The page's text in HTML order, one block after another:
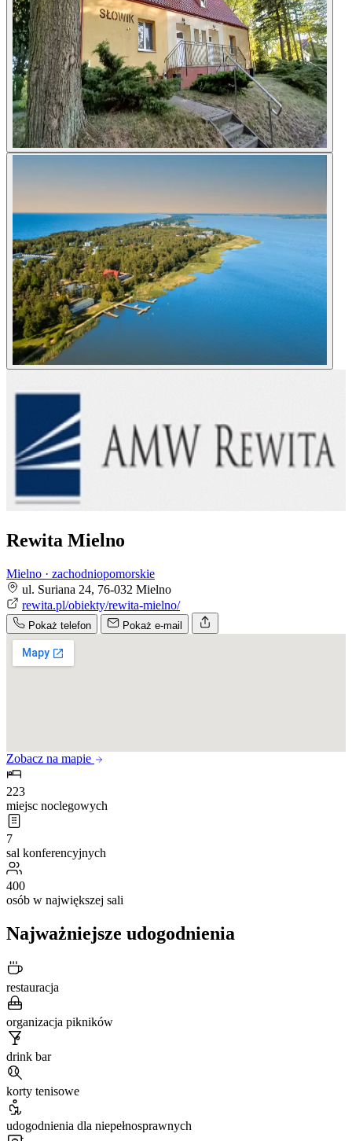
Rewita Mielno
Mielno · zachodniopomorskie
ul. Suriana 24, 76-032 Mielno
rewita.pl/obiekty/rewita-mielno/
Pokaż telefon Pokaż e-mail
Zobacz na mapie
223
miejsc noclegowych
7
sal konferencyjnych
400
osób w największej sali
Najważniejsze udogodnienia
restauracja
organizacja pikników
drink bar
korty tenisowe
udogodnienia dla niepełnosprawnych